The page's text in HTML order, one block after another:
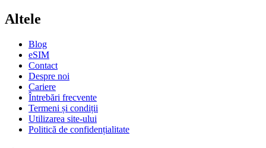
Altele
Blog
eSIM
Contact
Despre noi
Cariere
Întrebări frecvente
Termeni și condiții
Utilizarea site-ului
Politică de confidențialitate